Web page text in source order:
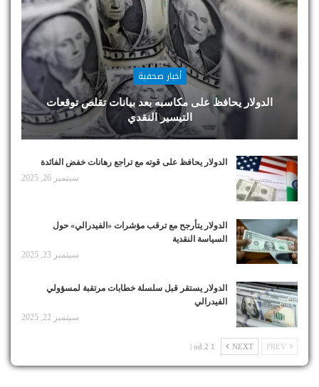
أخبار صحفية
الدولار يحافظ على مكاسبه بعد بيانات تقلص توقعات
التيسير النقدي
الدولار يحافظ على قوته مع تراجع رهانات خفض الفائدة
سبتمبر 26, 2025
الدولار يتأرجح مع ترقب مؤشرات «الفيدرالي» حول
السياسة النقدية
سبتمبر 23, 2025
الدولار يستقر قبل سلسلة خطابات مرتقبة لمسؤولي
الفيدرالي
سبتمبر 22, 2025
NEXT
1 od 2 |